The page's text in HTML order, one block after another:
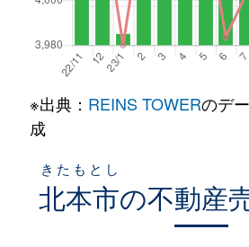
※出典： REINS TOWERのデ
成
北本市
きたもとし
の不動産